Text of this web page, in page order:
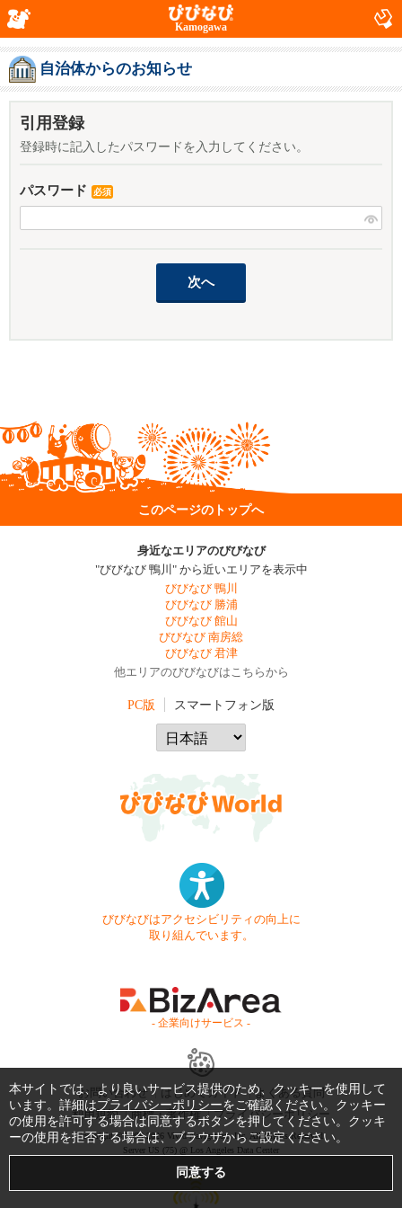
Kamogawa
自治体からのお知らせ
引用登録
登録時に記入したパスワードを入力してください。
パスワード 必須
このページのトップへ
身近なエリアのびびなび
"びびなび 鴨川" から近いエリアを表示中
びびなび 鴨川
びびなび 勝浦
びびなび 館山
びびなび 南房総
びびなび 君津
他エリアのびびなびはこちらから
PC版 スマートフォン版
びびなびはアクセシビリティの向上に
取り組んでいます。
- 企業向けサービス -
お問い合わせ はじめてガイド
よくある質問
利用規約
商標・著作権 プライバシーポリシー
Copyright © 1999-2026 Vivid Navigation, Inc. All Rights Reserved.
Server US (75) @ Los Angeles Data Center
本サイトでは、より良いサービス提供のため、クッキーを使用して
います。詳細はプライバシーポリシーをご確認ください。クッキー
の使用を許可する場合は同意するボタンを押してください。クッキ
ーの使用を拒否する場合は、ブラウザからご設定ください。